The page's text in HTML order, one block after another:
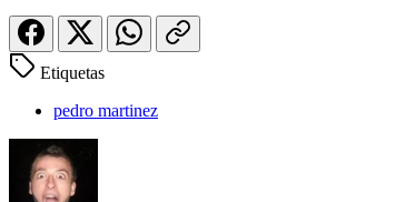
Etiquetas
pedro martinez